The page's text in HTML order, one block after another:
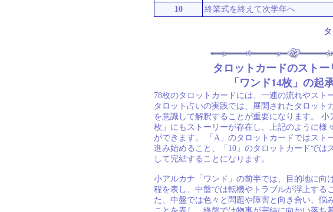
10
終業式を終えて次学年へ
タロットカードのストー
「ワンド14枚」の起
78枚のタロットカードには、一連の流れやスト
タロット占いの実践では、展開されたタロット
を意識して解釈することが重要になります。 小
枚」にもストーリーが存在し、上記のように様
ができます。 「A」のタロットカードではスト
進み始めること、「10」のタロットカードでは
して完結することになります。
小アルカナ「ワンド」の前半では、目的地に向
程を表し、中盤では転機やトラブルが浮上する
た、中盤では色々と問題や障害と向き合い、悩